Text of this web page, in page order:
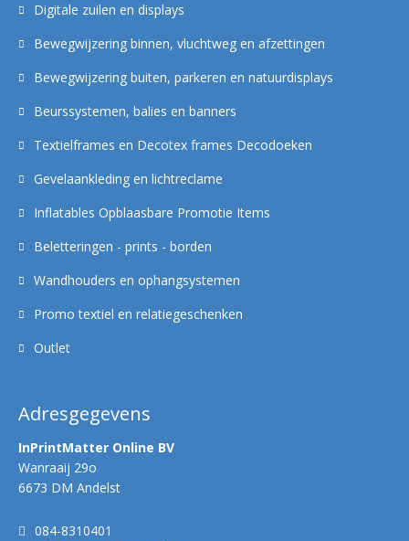
Adresgegevens
InPrintMatter Online BV
Wanraaij 29o
6673 DM Andelst
084-8310401
Digitale zuilen en displays
Bewegwijzering binnen, vluchtweg en afzettingen
Bewegwijzering buiten, parkeren en natuurdisplays
Beurssystemen, balies en banners
Textielframes en Decotex frames Decodoeken
Gevelaankleding en lichtreclame
Inflatables Opblaasbare Promotie Items
Beletteringen - prints - borden
Wandhouders en ophangsystemen
Promo textiel en relatiegeschenken
Outlet